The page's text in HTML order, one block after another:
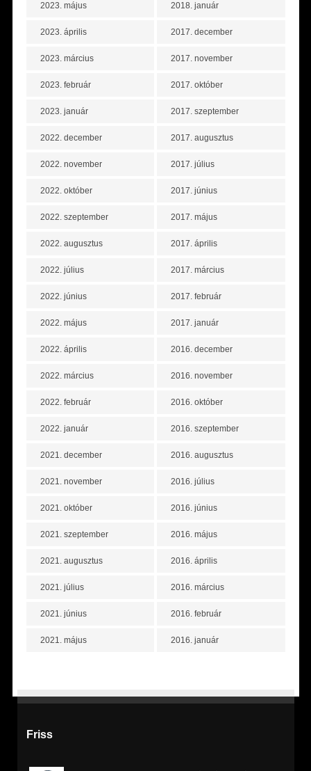
2023. május
2023. április
2023. március
2023. február
2023. január
2022. december
2022. november
2022. október
2022. szeptember
2022. augusztus
2022. július
2022. június
2022. május
2022. április
2022. március
2022. február
2022. január
2021. december
2021. november
2021. október
2021. szeptember
2021. augusztus
2021. július
2021. június
2021. május
2018. január
2017. december
2017. november
2017. október
2017. szeptember
2017. augusztus
2017. július
2017. június
2017. május
2017. április
2017. március
2017. február
2017. január
2016. december
2016. november
2016. október
2016. szeptember
2016. augusztus
2016. július
2016. június
2016. május
2016. április
2016. március
2016. február
2016. január
Friss